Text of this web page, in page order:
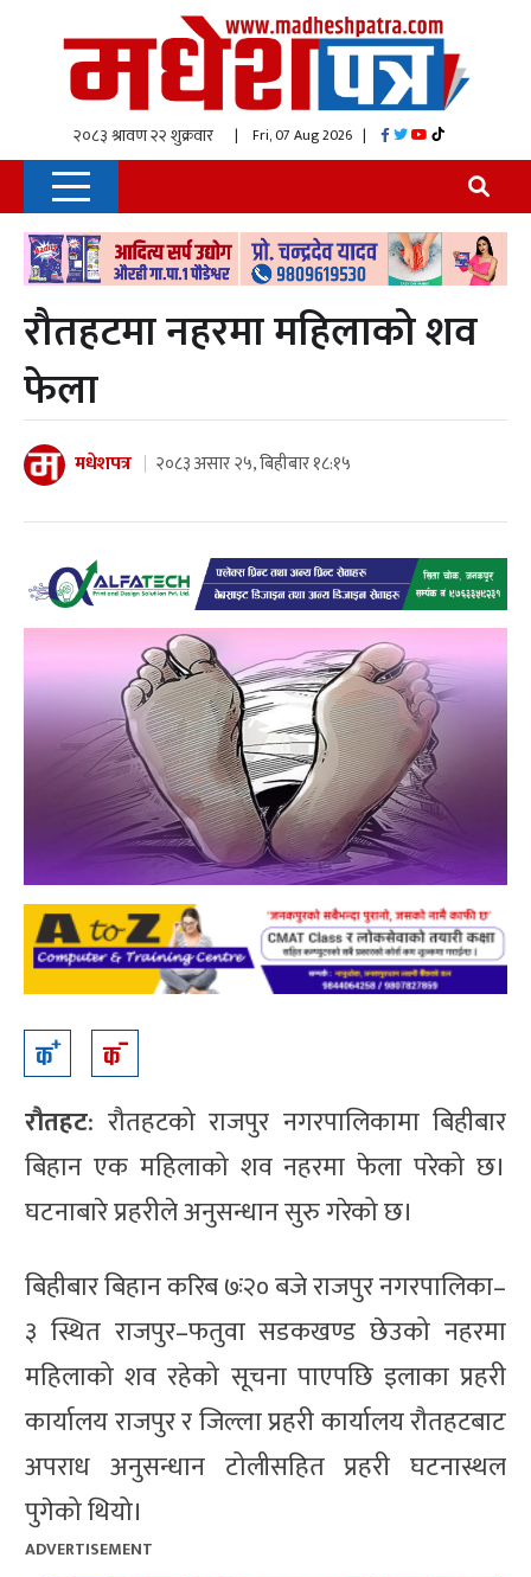
| Fri, 07 Aug 2026 |
रौतहटमा नहरमा महिलाको शव
फेला
मधेशपत्र २०८३ असार २५, बिहीबार १८:१५
रौतहट: रौतहटको राजपुर नगरपालिकामा बिहीबार
बिहान एक महिलाको शव नहरमा फेला परेको छ।
घटनाबारे प्रहरीले अनुसन्धान सुरु गरेको छ।
बिहीबार बिहान करिब ७ः२० बजे राजपुर नगरपालिका–
३ स्थित राजपुर–फतुवा सडकखण्ड छेउको नहरमा
महिलाको शव रहेको सूचना पाएपछि इलाका प्रहरी
कार्यालय राजपुर र जिल्ला प्रहरी कार्यालय रौतहटबाट
अपराध अनुसन्धान टोलीसहित प्रहरी घटनास्थल
पुगेको थियो।
ADVERTISEMENT